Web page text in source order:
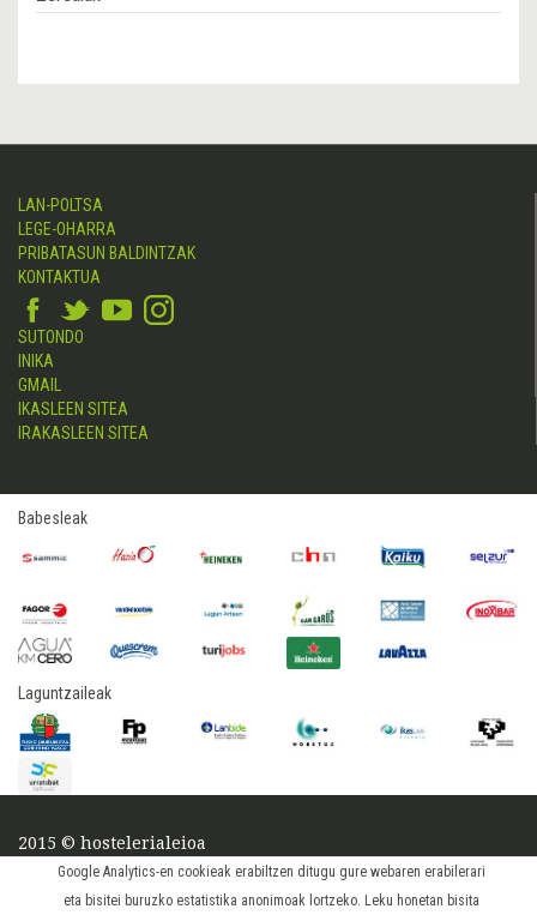
Google Analytics-en cookieak erabiltzen ditugu gure webaren erabilerari
eta bisitei buruzko estatistika anonimoak lortzeko. Leku honetan bisita
LAN-POLTSA
LEGE-OHARRA
PRIBATASUN BALDINTZAK
KONTAKTUA
SUTONDO
INIKA
GMAIL
IKASLEEN SITEA
IRAKASLEEN SITEA
Babesleak
Laguntzaileak
2015 © hostelerialeioa
Log in